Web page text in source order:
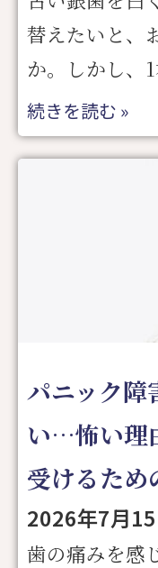
替えたいと、
か。しかし、
続きを読む »
パニック障
い…怖い理
受けるため
2026年7月
歯の痛みを感